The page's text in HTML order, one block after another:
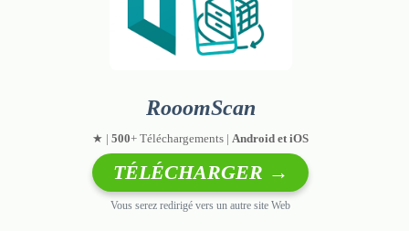
RooomScan
★ |500+ Téléchargements | Android et iOS
TÉLÉCHARGER →
Vous serez redirigé vers un autre site Web